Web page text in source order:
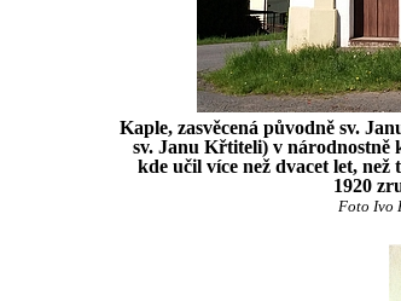
Kaple, zasvěcená původně sv.
sv. Janu Křtiteli) v národnostně
kde učil více než dvacet let,
1920
Foto Ivo